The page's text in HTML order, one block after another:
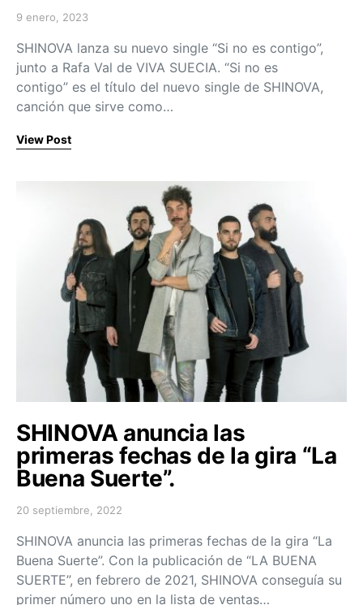
Posted on
9 enero, 2023
SHINOVA lanza su nuevo single “Si no es contigo”,
junto a Rafa Val de VIVA SUECIA. “Si no es
contigo” es el título del nuevo single de SHINOVA,
canción que sirve como…
View Post
SHINOVA anuncia las
primeras fechas de la gira “La
Buena Suerte”.
Posted on
20 septiembre, 2022
SHINOVA anuncia las primeras fechas de la gira “La
Buena Suerte”. Con la publicación de “LA BUENA
SUERTE”, en febrero de 2021, SHINOVA conseguía su
primer número uno en la lista de ventas…